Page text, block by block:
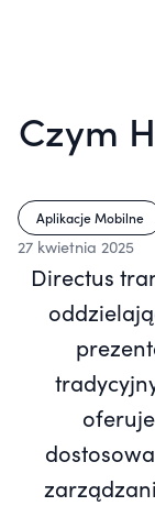
Czym
Aplikacje Mobilne
27 kwietnia 2025
Directus